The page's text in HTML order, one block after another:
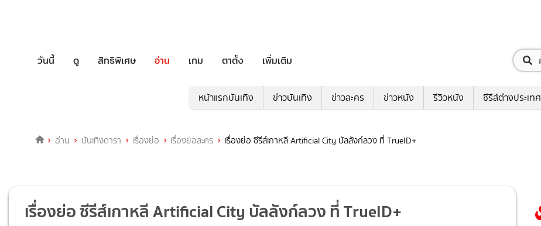
วันนี้ ดู สิทธิพิเศษ อ่าน เกม ตาตั้ง เพิ่มเติม
หน้าแรกบันเทิง ข่าวบันเทิง ข่าวละคร ข่าวหนัง รีวิวหนัง ซีรีส์ต่างประเทศ
อ่าน บันเทิงดารา เรื่องย่อ เรื่องย่อละคร เรื่องย่อ ซีรีส์เกาหลี Artificial City บัลลังก์ลวง ที่ TrueID+
เรื่องย่อ ซีรีส์เกาหลี Artificial City บัลลังก์ลวง ที่ TrueID+